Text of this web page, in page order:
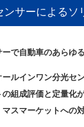
サーによるソ
で自動車のあらゆ
ルインワン分光セ
組成評価と定量化
スマーケットへの